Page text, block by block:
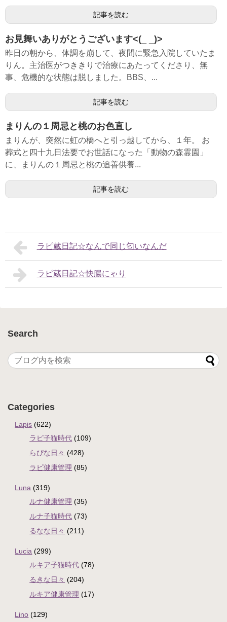
記事を読む
お見舞いありがとうございます<(_ _)>
昨日の朝から、体調を崩して、夜間に緊急入院していたま
りん。主治医がつききりで治療にあたってくださり、無
事、危機的な状態は脱しました。BBS、...
記事を読む
まりんの１周忌と桃のお色直し
まりんが、突然に虹の橋へと引っ越してから、１年。 お
葬式と四十九日法要でお世話になった「動物の森霊園」
に、まりんの１周忌と桃の追善供養...
記事を読む
ラピ蔵日記☆なんで同じ匂いなんだ
ラピ蔵日記☆快腸にゃり
Search
Categories
Lapis (622)
ラピ子猫時代 (109)
らぴな日々 (428)
ラピ健康管理 (85)
Luna (319)
ルナ健康管理 (35)
ルナ子猫時代 (73)
るなな日々 (211)
Lucia (299)
ルキア子猫時代 (78)
るきな日々 (204)
ルキア健康管理 (17)
Lino (129)